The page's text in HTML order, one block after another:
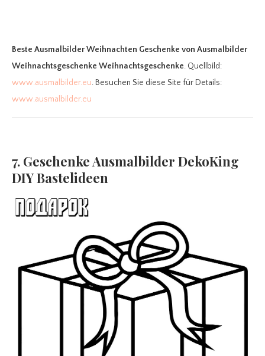
Beste Ausmalbilder Weihnachten Geschenke von Ausmalbilder
Weihnachtsgeschenke Weihnachtsgeschenke. Quellbild:
www.ausmalbilder.eu. Besuchen Sie diese Site für Details:
www.ausmalbilder.eu
7. Geschenke Ausmalbilder DekoKing
DIY Bastelideen